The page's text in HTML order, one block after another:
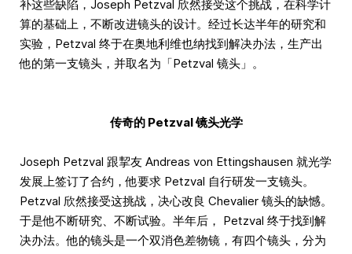
补这些缺陷，Joseph Petzval 欣然接受这个挑战，在科学计
算的基础上，不断改进镜头的设计。经过长达半年的研究和
实验，Petzval 终于在奥地利维也纳找到解决办法，生产出
他的第一支镜头，并取名为「Petzval 镜头」。
传奇的 Petzval 镜头光学
Joseph Petzval 跟挈友 Andreas von Ettingshausen 就光学
发展上签订了合约，他要求 Petzval 自行研发一支镜头。
Petzval 欣然接受这挑战，决心改良 Chevalier 镜头的缺憾。
于是他不断研究、不断试验。半年后， Petzval 终于找到解
决办法。他的镜头是一个双消色差物镜，有四个镜头，分为